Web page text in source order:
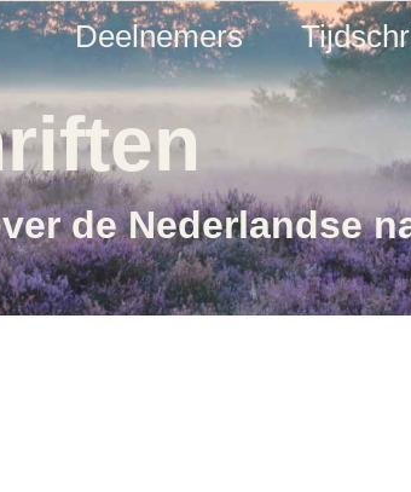
Deelnemers
de Nederlandse